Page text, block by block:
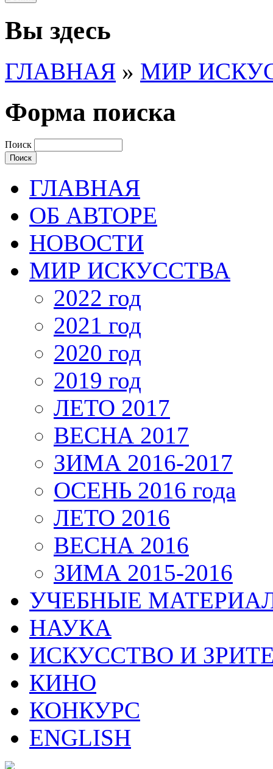
Вы здесь
ГЛАВНАЯ » МИР
Форма поиска
Поиск
ГЛАВНАЯ
ОБ АВТОРЕ
НОВОСТИ
МИР ИСКУССТВА
2022 год
2021 год
2020 год
2019 год
ЛЕТО 2017
ВЕСНА 2017
ЗИМА 2016-2017
ОСЕНЬ 2016 года
ЛЕТО 2016
ВЕСНА 2016
ЗИМА 2015-2016
УЧЕБНЫЕ
НАУКА
ИСКУССТВО И
КИНО
КОНКУРС
ENGLISH